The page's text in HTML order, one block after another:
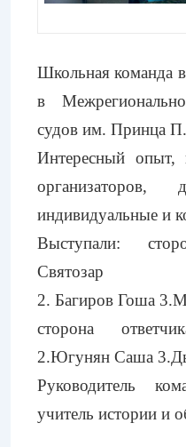
Школьная команда
в
судов им. Принца
Интересный опыт,
организаторов,
индивидуальные и
Выступали:
Святозар
2. Багиров Гоша
сторона
2.Югунян Саша
Руководитель
учитель истории и